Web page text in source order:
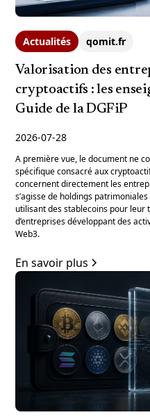
Actualités qomit.fr
Valorisation des
cryptoactifs : les
Guide de la DGFiP
2026-07-28
A première vue, le document ne
spécifique consacré aux
concernent directement les
s’agisse de holdings
utilisant des stablecoins pour
d’entreprises développant des
Web3.
En savoir plus